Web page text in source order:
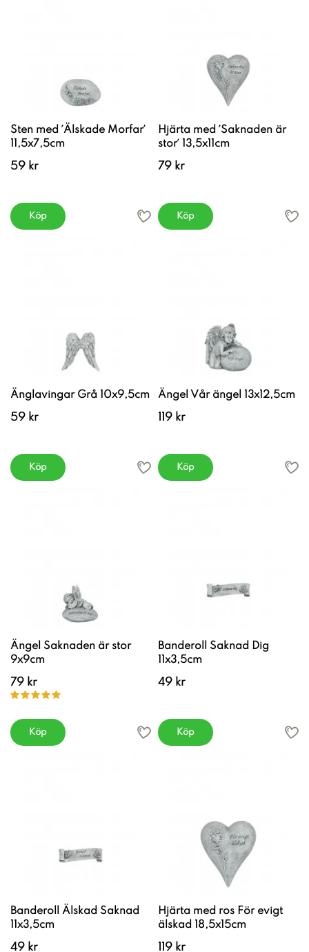
Sten med ´Älskade Morfar´
11,5x7,5cm
59 kr
Köp
Hjärta med ´Saknaden är
stor´ 13,5x11cm
79 kr
Köp
Änglavingar Grå 10x9,5cm
59 kr
Köp
Ängel Vår ängel 13x12,5cm
119 kr
Köp
Ängel Saknaden är stor
9x9cm
79 kr
Köp
Banderoll Saknad Dig
11x3,5cm
49 kr
Köp
Banderoll Älskad Saknad
11x3,5cm
49 kr
Hjärta med ros För evigt
älskad 18,5x15cm
119 kr